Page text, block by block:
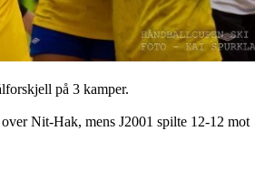
på 3 kamper.
Nit-Hak, mens J2001 spilte 12-12 mot